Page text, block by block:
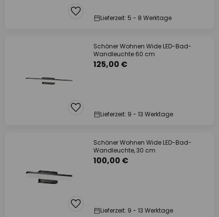
Lieferzeit: 5 - 8 Werktage
Schöner Wohnen Wide LED-Bad-
Wandleuchte 60 cm
125,00 €
Lieferzeit: 9 - 13 Werktage
Schöner Wohnen Wide LED-Bad-
Wandleuchte, 30 cm
100,00 €
Lieferzeit: 9 - 13 Werktage